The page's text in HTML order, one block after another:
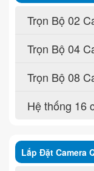
Trọn Bộ 02
Trọn Bộ 04
Trọn Bộ 08
Hệ thống 16
Lắp Đặt Camera